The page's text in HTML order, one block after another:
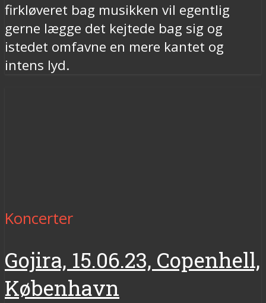
firkløveret bag musikken vil egentlig
gerne lægge det kejtede bag sig og
istedet omfavne en mere kantet og
intens lyd.
Koncerter
Gojira, 15.06.23, Copenhell,
København